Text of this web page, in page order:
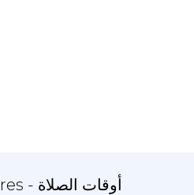
المدينة Louvres - أوقات الصلاة